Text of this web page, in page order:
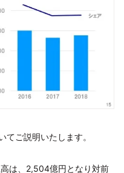
ご説明いたします。
は、2,504億円となり対前